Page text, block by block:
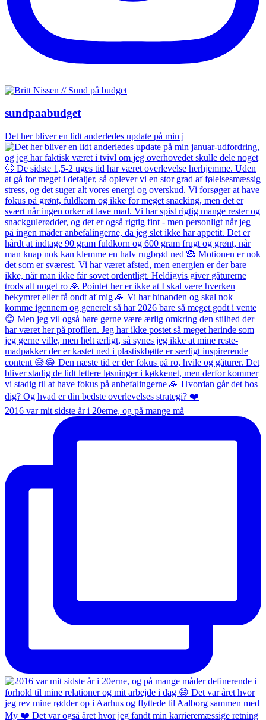
sundpaabudget
Det her bliver en lidt anderledes update på min j
2016 var mit sidste år i 20erne, og på mange må